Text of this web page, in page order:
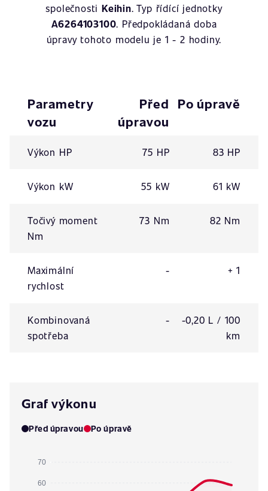
společnosti Keihin. Typ řídící jednotky
A6264103100. Předpokládaná doba
úpravy tohoto modelu je 1 - 2 hodiny.
Parametry
vozu
Před
úpravou
Po úpravě
Výkon HP 75 HP 83 HP
Výkon kW 55 kW 61 kW
Točivý moment
Nm
73 Nm 82 Nm
Maximální
rychlost
- + 1
Kombinovaná
spotřeba
-
-0,20 L / 100
km
Graf výkonu
Před úpravou Po úpravě
70
60